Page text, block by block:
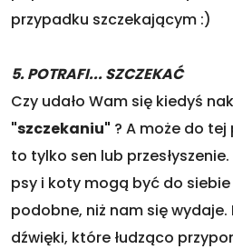
przypadku szczekającym :)
5. POTRAFI... SZCZEKAĆ
Czy udało Wam się kiedyś
"szczekaniu" ? A może do tej
to tylko sen lub
psy i koty mogą być do
podobne, niż nam się
dźwięki, które łudząco